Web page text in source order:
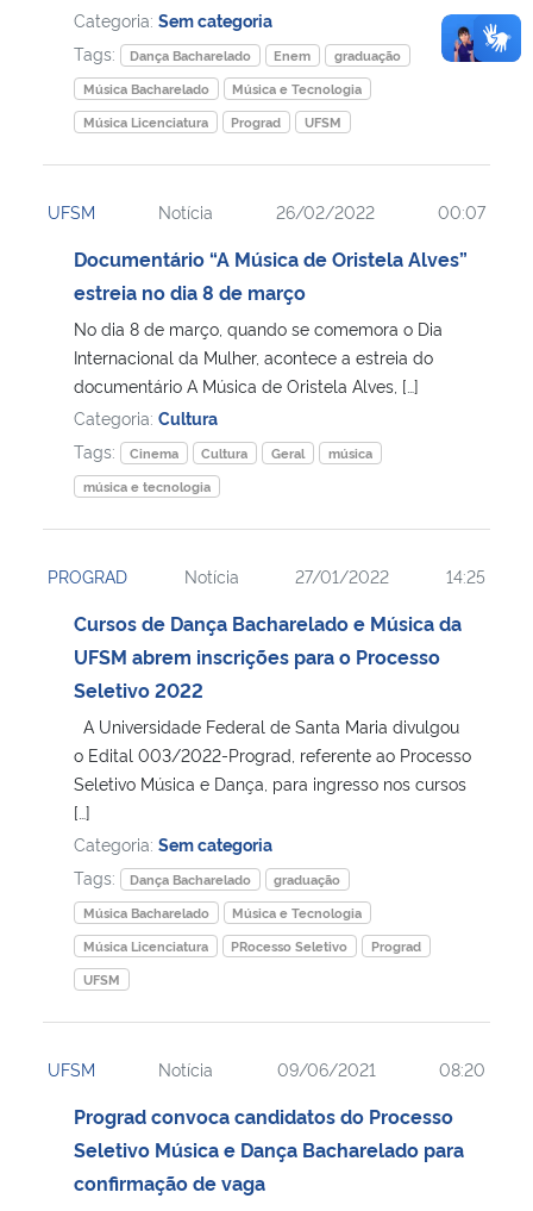
Categoria: Sem categoria
Tags:
Dança Bacharelado Enem
graduação
Música Bacharelado
Música e Tecnologia
Música Licenciatura
Prograd UFSM
UFSM Notícia 26/02/2022 00:07
Documentário “A Música de Oristela Alves”
estreia no dia 8 de março
No dia 8 de março, quando se comemora o Dia
Internacional da Mulher, acontece a estreia do
documentário A Música de Oristela Alves, […]
Categoria: Cultura
Tags:
Cinema Cultura Geral
música
música e tecnologia
PROGRAD Notícia 27/01/2022 14:25
Cursos de Dança Bacharelado e Música da
UFSM abrem inscrições para o Processo
Seletivo 2022
A Universidade Federal de Santa Maria divulgou
o Edital 003/2022-Prograd, referente ao Processo
Seletivo Música e Dança, para ingresso nos cursos
[…]
Categoria: Sem categoria
Tags:
Dança Bacharelado
graduação
Música Bacharelado
Música e Tecnologia
Música Licenciatura
PRocesso Seletivo
Prograd
UFSM
UFSM Notícia 09/06/2021 08:20
Prograd convoca candidatos do Processo
Seletivo Música e Dança Bacharelado para
confirmação de vaga